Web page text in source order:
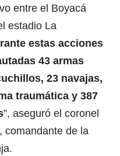
entre el Boyacá
estadio La
estas acciones
43 armas
23 navajas,
traumática y 387
”, aseguró el coronel
comandante de la